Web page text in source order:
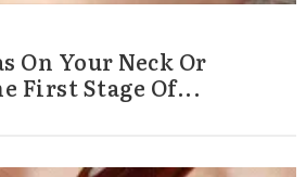
On Your Neck Or
First Stage Of...